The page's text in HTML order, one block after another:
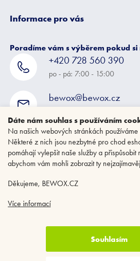
Dáte nám souhlas s používáním
Na našich webových stránkách používáme
Některé z nich jsou nezbytné pro chod
pomáhají vylepšit naše služby a přispůsobit
abychom vám mohli zobrazit ty
Děkujeme, BEWOX.CZ
Více informací
Souhlasím
Informace pro vás
Poradíme vám s výběrem pokud
+420 728 560 390
po - pá: 7:00 - 15:00
bewox@bewox.cz